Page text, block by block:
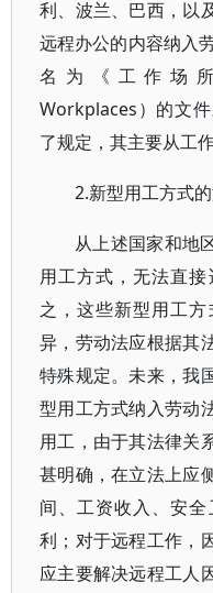
利、波兰、巴西，以
远程办公的内容纳入
名为《工作场
Workplaces）的文
了规定，其主要从工
2.新型用工方式的
从上述国家和地
用工方式，无法直
之，这些新型用工
异，劳动法应根据其
特殊规定。未来，我
型用工方式纳入劳动
用工，由于其法律关
甚明确，在立法上应
间、工资收入、安
利；对于远程工作，
应主要解决远程工人